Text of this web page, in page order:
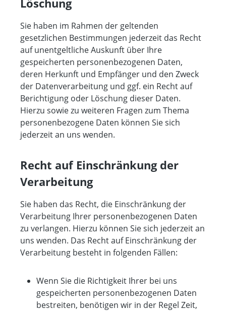
Löschung
Sie haben im Rahmen der geltenden
gesetzlichen Bestimmungen jederzeit das Recht
auf unentgeltliche Auskunft über Ihre
gespeicherten personenbezogenen Daten,
deren Herkunft und Empfänger und den Zweck
der Datenverarbeitung und ggf. ein Recht auf
Berichtigung oder Löschung dieser Daten.
Hierzu sowie zu weiteren Fragen zum Thema
personenbezogene Daten können Sie sich
jederzeit an uns wenden.
Recht auf Einschränkung der
Verarbeitung
Sie haben das Recht, die Einschränkung der
Verarbeitung Ihrer personenbezogenen Daten
zu verlangen. Hierzu können Sie sich jederzeit an
uns wenden. Das Recht auf Einschränkung der
Verarbeitung besteht in folgenden Fällen:
Wenn Sie die Richtigkeit Ihrer bei uns
gespeicherten personenbezogenen Daten
bestreiten, benötigen wir in der Regel Zeit,